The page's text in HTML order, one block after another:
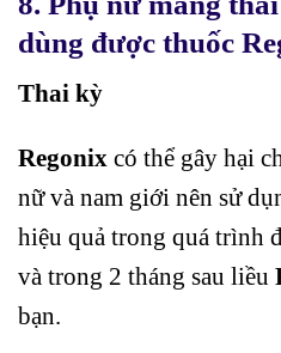
dùng được thuốc
Thai kỳ
Regonix có thể gây hại
nữ và nam giới nên sử
hiệu quả trong quá trình
và trong 2 tháng sau liều
bạn.